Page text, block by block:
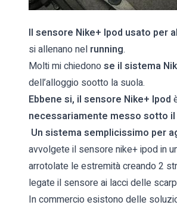
Il sensore Nike+ Ipod usato per
si allenano nel running.
Molti mi chiedonose il sistema
dell’alloggio sootto la suola.
Ebbene si, il sensore Nike+ Ipod
necessariamente messo sotto
Un sistema semplicissimo per
avvolgete il sensore nike+ ipod in
arrotolate le estremità creando 2
legate il sensore ai lacci delle
In commercio esistono delle